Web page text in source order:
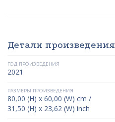
Детали произведения
ГОД ПРОИЗВЕДЕНИЯ
2021
РАЗМЕРЫ ПРОИЗВЕДЕНИЯ
80,00 (H) x 60,00 (W) cm /
31,50 (H) x 23,62 (W) inch